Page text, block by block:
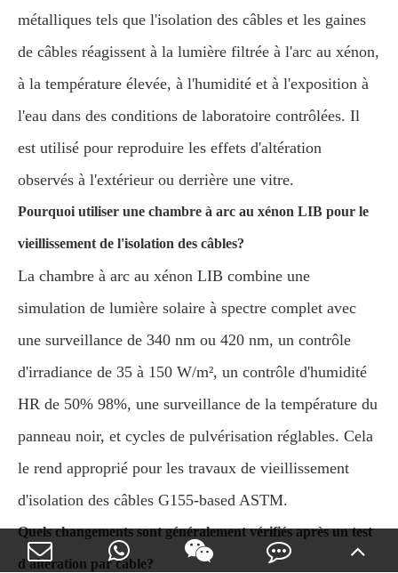
métalliques tels que l'isolation des câbles et les gaines
de câbles réagissent à la lumière filtrée à l'arc au xénon,
à la température élevée, à l'humidité et à l'exposition à
l'eau dans des conditions de laboratoire contrôlées. Il
est utilisé pour reproduire les effets d'altération
observés à l'extérieur ou derrière une vitre.
Pourquoi utiliser une chambre à arc au xénon LIB pour le
vieillissement de l'isolation des câbles?
La chambre à arc au xénon LIB combine une
simulation de lumière solaire à spectre complet avec
une surveillance de 340 nm ou 420 nm, un contrôle
d'irradiance de 35 à 150 W/m², un contrôle d'humidité
HR de 50% 98%, une surveillance de la température du
panneau noir, et cycles de pulvérisation réglables. Cela
le rend approprié pour les travaux de vieillissement
d'isolation des câbles G155-based ASTM.
Quels changements sont généralement vérifiés après un test
d'altération par câble?